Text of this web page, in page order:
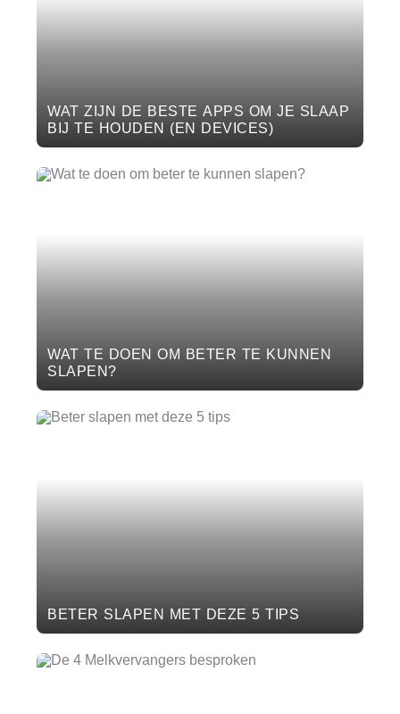
WAT ZIJN DE BESTE APPS OM JE SLAAP
BIJ TE HOUDEN (EN DEVICES)
WAT TE DOEN OM BETER TE KUNNEN
SLAPEN?
BETER SLAPEN MET DEZE 5 TIPS